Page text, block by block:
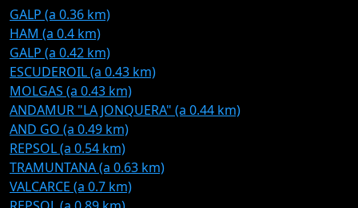
GALP (a 0.36 km)
HAM (a 0.4 km)
GALP (a 0.42 km)
ESCUDEROIL (a 0.43 km)
MOLGAS (a 0.43 km)
ANDAMUR "LA JONQUERA" (a 0.44 km)
AND GO (a 0.49 km)
REPSOL (a 0.54 km)
TRAMUNTANA (a 0.63 km)
VALCARCE (a 0.7 km)